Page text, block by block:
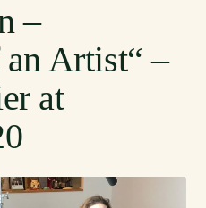
–
Artist“ –
at